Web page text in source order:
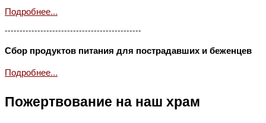
Подробнее...
----------------------------------------------
Сбор продуктов питания для пострадавших и беженцев
Подробнее...
Пожертвование на наш храм